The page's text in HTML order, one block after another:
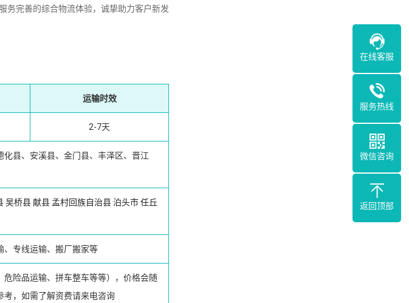
完善的综合物流体验，诚挚助力客户新发
运输时效
2-7天
县、安溪县、金门县、丰泽区、晋江
吴桥县献县 孟村回族自治县 泊头市任丘
、专线运输、搬厂搬家等
险品运输、拼车整车等等），价格会随
考，如需了解资费请来电咨询
在线客服
服务热线
微信咨询
返回顶部